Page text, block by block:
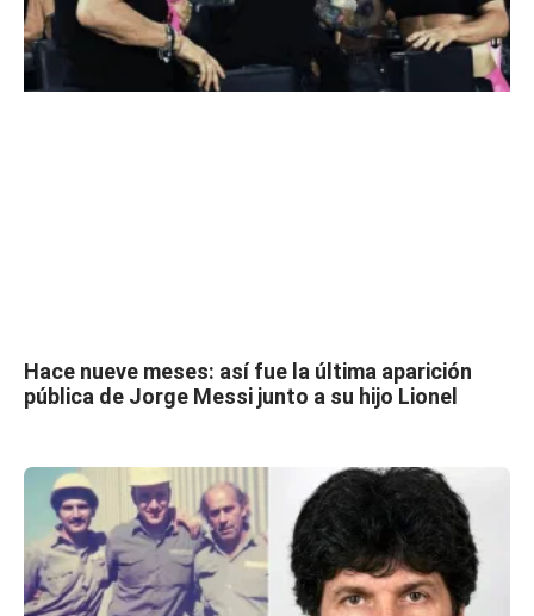
Hace nueve meses: así fue la última aparición
pública de Jorge Messi junto a su hijo Lionel